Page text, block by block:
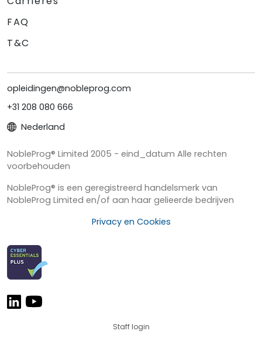
FAQ
T&C
opleidingen@nobleprog.com
+31 208 080 666
Nederland
NobleProg® Limited 2005 - eind_datum Alle rechten
voorbehouden
NobleProg® is een geregistreerd handelsmerk van
NobleProg Limited en/of aan haar gelieerde bedrijven
Privacy en Cookies
Staff login